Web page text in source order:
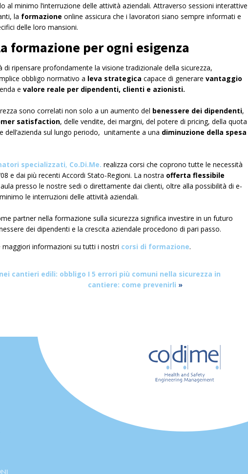
al minimo l’interruzione delle attività aziendali. Attraverso sessioni interattive
la formazione online assicura che i lavoratori siano sempre informati e
delle loro mansioni.
formazione per ogni esigenza
di ripensare profondamente la visione tradizionale della sicurezza,
obbligo normativo a leva strategica capace di generare vantaggio
e valore reale per dipendenti, clienti e azionisti.
sono correlati non solo a un aumento del benessere dei dipendenti,
satisfaction, delle vendite, dei margini, del potere di pricing, della quota
dell’azienda sul lungo periodo, unitamente a una diminuzione della spesa
specializzati, Co.Di.Me. realizza corsi che coprono tutte le necessità
e dai più recenti Accordi Stato-Regioni. La nostra offerta flessibile
presso le nostre sedi o direttamente dai clienti, oltre alla possibilità di e-
le interruzioni delle attività aziendali.
partner nella formazione sulla sicurezza significa investire in un futuro
dei dipendenti e la crescita aziendale procedono di pari passo.
maggiori informazioni su tutti i nostri corsi di formazione.
cantieri edili: obbligo I 5 errori più comuni nella sicurezza in
cantiere: come prevenirli »